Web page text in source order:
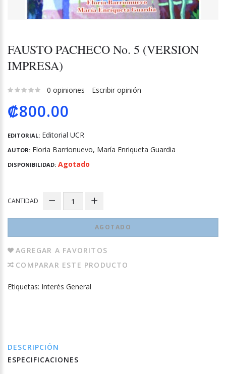
FAUSTO PACHECO No. 5 (VERSION
IMPRESA)
0 opiniones Escribir opinión
₡800.00
EDITORIAL: Editorial UCR
AUTOR: Floria Barrionuevo, María Enriqueta Guardia
DISPONIBILIDAD: Agotado
CANTIDAD
AGOTADO
AGREGAR A FAVORITOS
COMPARAR ESTE PRODUCTO
Etiquetas: Interés General
DESCRIPCIÓN
ESPECIFICACIONES